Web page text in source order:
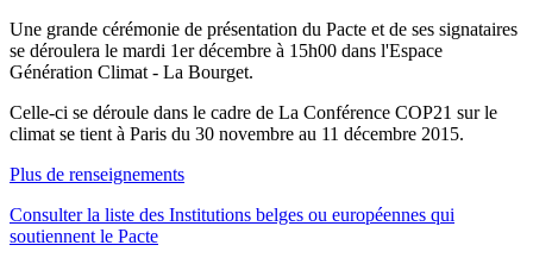
Une grande cérémonie de présentation du Pacte et de ses signataires
se déroulera le mardi 1er décembre à 15h00 dans l'Espace
Génération Climat - La Bourget.
Celle-ci se déroule dans le cadre de La Conférence COP21 sur le
climat se tient à Paris du 30 novembre au 11 décembre 2015.
Plus de renseignements
Consulter la liste des Institutions belges ou européennes qui
soutiennent le Pacte